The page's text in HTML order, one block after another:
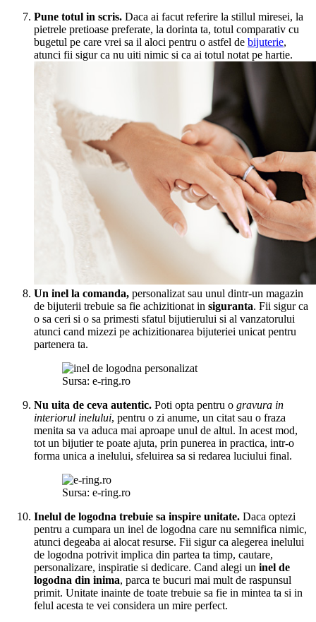
Pune totul in scris. Daca ai facut referire la stillul miresei, la
pietrele pretioase preferate, la dorinta ta, totul comparativ cu
bugetul pe care vrei sa il aloci pentru o astfel de bijuterie,
atunci fii sigur ca nu uiti nimic si ca ai totul notat pe hartie.
Un inel la comanda, personalizat sau unul dintr-un magazin
de bijuterii trebuie sa fie achizitionat in siguranta. Fii sigur ca
o sa ceri si o sa primesti sfatul bijutierului si al vanzatorului
atunci cand mizezi pe achizitionarea bijuteriei unicat pentru
partenera ta.
Sursa: e-ring.ro
Nu uita de ceva autentic. Poti opta pentru o gravura in
interiorul inelului, pentru o zi anume, un citat sau o fraza
menita sa va aduca mai aproape unul de altul. In acest mod,
tot un bijutier te poate ajuta, prin punerea in practica, intr-o
forma unica a inelului, sfeluirea sa si redarea luciului final.
Sursa: e-ring.ro
Inelul de logodna trebuie sa inspire unitate. Daca optezi
pentru a cumpara un inel de logodna care nu semnifica nimic,
atunci degeaba ai alocat resurse. Fii sigur ca alegerea inelului
de logodna potrivit implica din partea ta timp, cautare,
personalizare, inspiratie si dedicare. Cand alegi un inel de
logodna din inima, parca te bucuri mai mult de raspunsul
primit. Unitate inainte de toate trebuie sa fie in mintea ta si in
felul acesta te vei considera un mire perfect.